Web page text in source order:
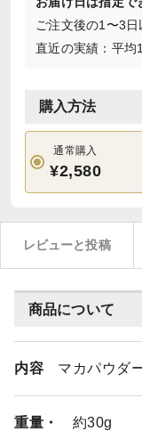
ご注文後の1〜3日
直近の実績：平均
購入方法
通常購入
¥2,580
レビューと投稿
商品について
内容 マカパウダ
重量・
約30g